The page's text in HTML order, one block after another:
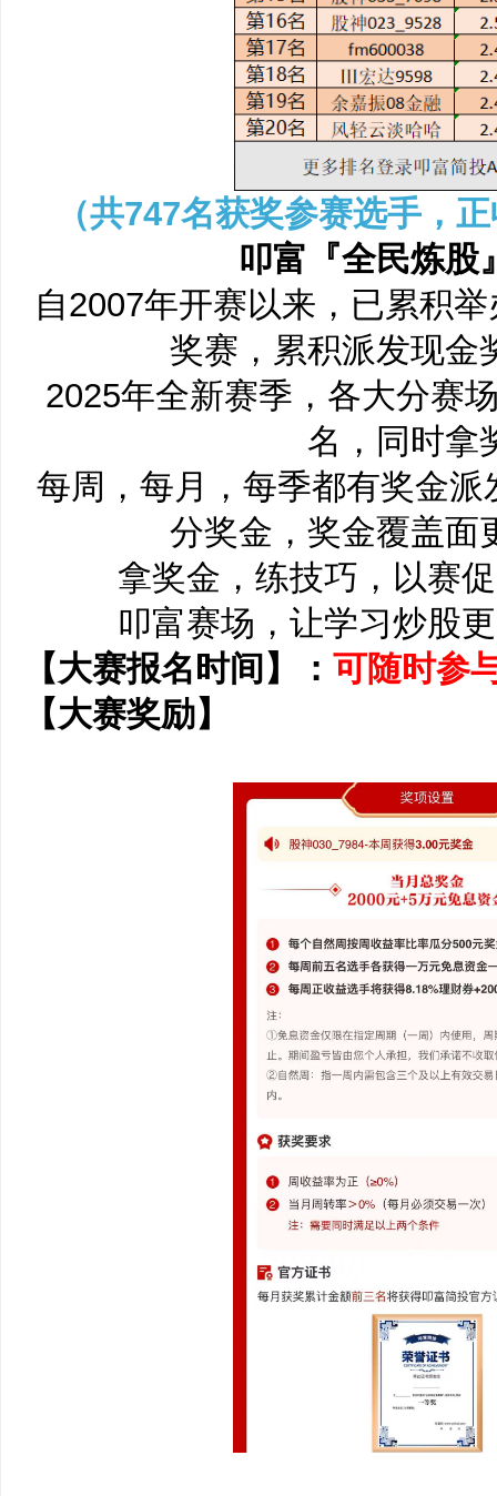
（共747名获奖参赛选手，
叩富『全民炼股
自2007年开赛以来，已累积
奖赛，累积派发现金
2025年全新赛季，各大分赛
名，同时拿
每周，每月，每季都有奖金
分奖金，奖金覆盖面
拿奖金，练技巧，以赛
叩富赛场，让学习炒股
【大赛报名时间】： 可随时参
【大赛奖励】